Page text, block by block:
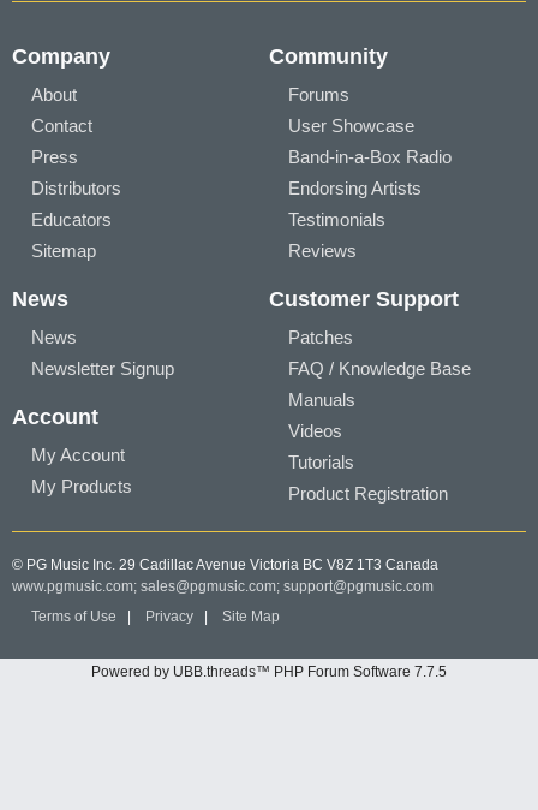
Company
About
Contact
Press
Distributors
Educators
Sitemap
Community
Forums
User Showcase
Band-in-a-Box Radio
Endorsing Artists
Testimonials
Reviews
News
News
Newsletter Signup
Account
My Account
My Products
Customer Support
Patches
FAQ / Knowledge Base
Manuals
Videos
Tutorials
Product Registration
© PG Music Inc. 29 Cadillac Avenue Victoria BC V8Z 1T3 Canada
www.pgmusic.com; sales@pgmusic.com; support@pgmusic.com
Terms of Use
Privacy Site Map
Powered by UBB.threads™ PHP Forum Software 7.7.5